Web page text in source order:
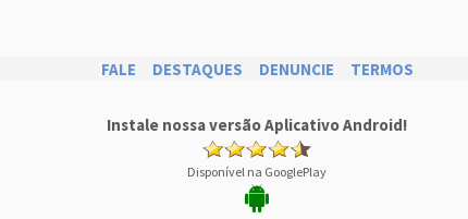
FALE DESTAQUES DENUNCIE TERMOS
Instale nossa versão Aplicativo Android!
Disponível na GooglePlay